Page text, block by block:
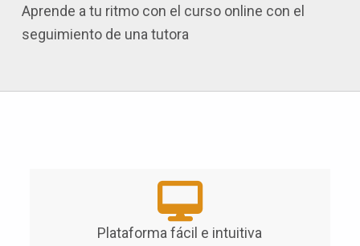
Aprende a tu ritmo con el curso online con el
seguimiento de una tutora
Plataforma fácil e intuitiva